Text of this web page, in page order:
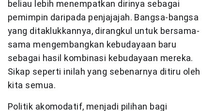
beliau lebih menempatkan dirinya sebagai
pemimpin daripada penjajajah. Bangsa-bangsa
yang ditaklukkannya, dirangkul untuk bersama-
sama mengembangkan kebudayaan baru
sebagai hasil kombinasi kebudayaan mereka.
Sikap seperti inilah yang sebenarnya ditiru oleh
kita semua.
Politik akomodatif, menjadi pilihan bagi